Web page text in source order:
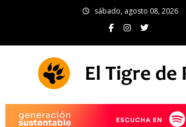
sábado, agosto 08, 2026